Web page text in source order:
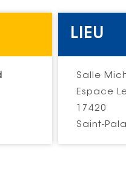
LIEU
Salle
Espace
17420
Saint-